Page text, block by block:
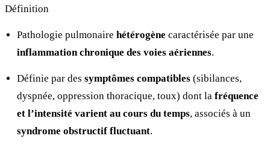
Définition
Pathologie pulmonaire hétérogène caractérisée par une
inflammation chronique des voies aériennes.
Définie par des symptômes compatibles (sibilances,
dyspnée, oppression thoracique, toux) dont la fréquence
et l’intensité varient au cours du temps, associés à un
syndrome obstructif fluctuant.